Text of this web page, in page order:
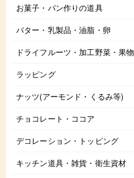
お菓子・パン作りの道具
バター・乳製品・油脂・卵
ドライフルーツ・加工野菜・果物
ラッピング
ナッツ(アーモンド・くるみ等)
チョコレート・ココア
デコレーション・トッピング
キッチン道具・雑貨・衛生資材